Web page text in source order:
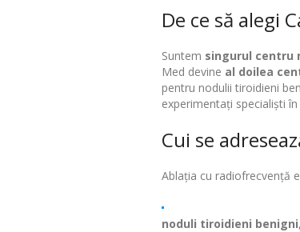
De ce să alegi
Suntem singurul centru
Med devine al doilea
pentru nodulii tiroidieni
experimentați specialiști
Cui se
Ablația cu radiofrecvență
noduli tiroidieni benigni